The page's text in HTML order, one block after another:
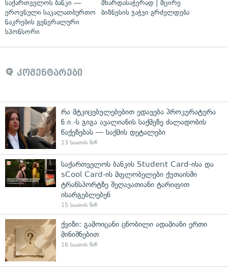
საქართველოს ბანკი —
ეროვნული საკალათბურთო
ნაკრების გენერალური
სპონსორი
მხარდასაჭერად | მცირე
ბიზნესის ჯაჭვი გრძელდება
კომენტარები
რა მტკიცებულებებით ედავება პროკურატურა
ნ.ი.-ს გიგა ავალიანის საქმეზე ძალადობის
წაქეზებას — საქმის დეტალები
13 საათის წინ
საქართველოს ბანკის Student Card-ისა და
sCool Card-ის მფლობელები ქუთაისში
ტრანსპორტზე შეღავათიანი ტარიფით
ისარგებლებენ
15 საათის წინ
ქვიზი: გამოიცანი ცნობილი ადამიანი ერთი
მინიშნებით
16 საათის წინ